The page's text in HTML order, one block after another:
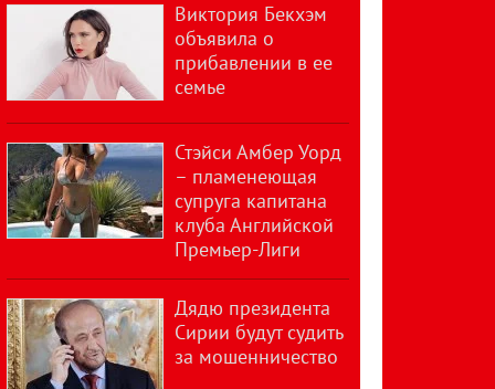
Виктория Бекхэм
объявила о
прибавлении в ее
семье
Стэйси Амбер Уорд
– пламенеющая
супруга капитана
клуба Английской
Премьер-Лиги
Дядю президента
Сирии будут судить
за мошенничество